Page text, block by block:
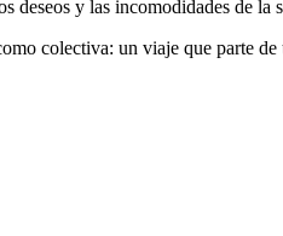
deseos y las incomodidades de
colectiva: un viaje que parte